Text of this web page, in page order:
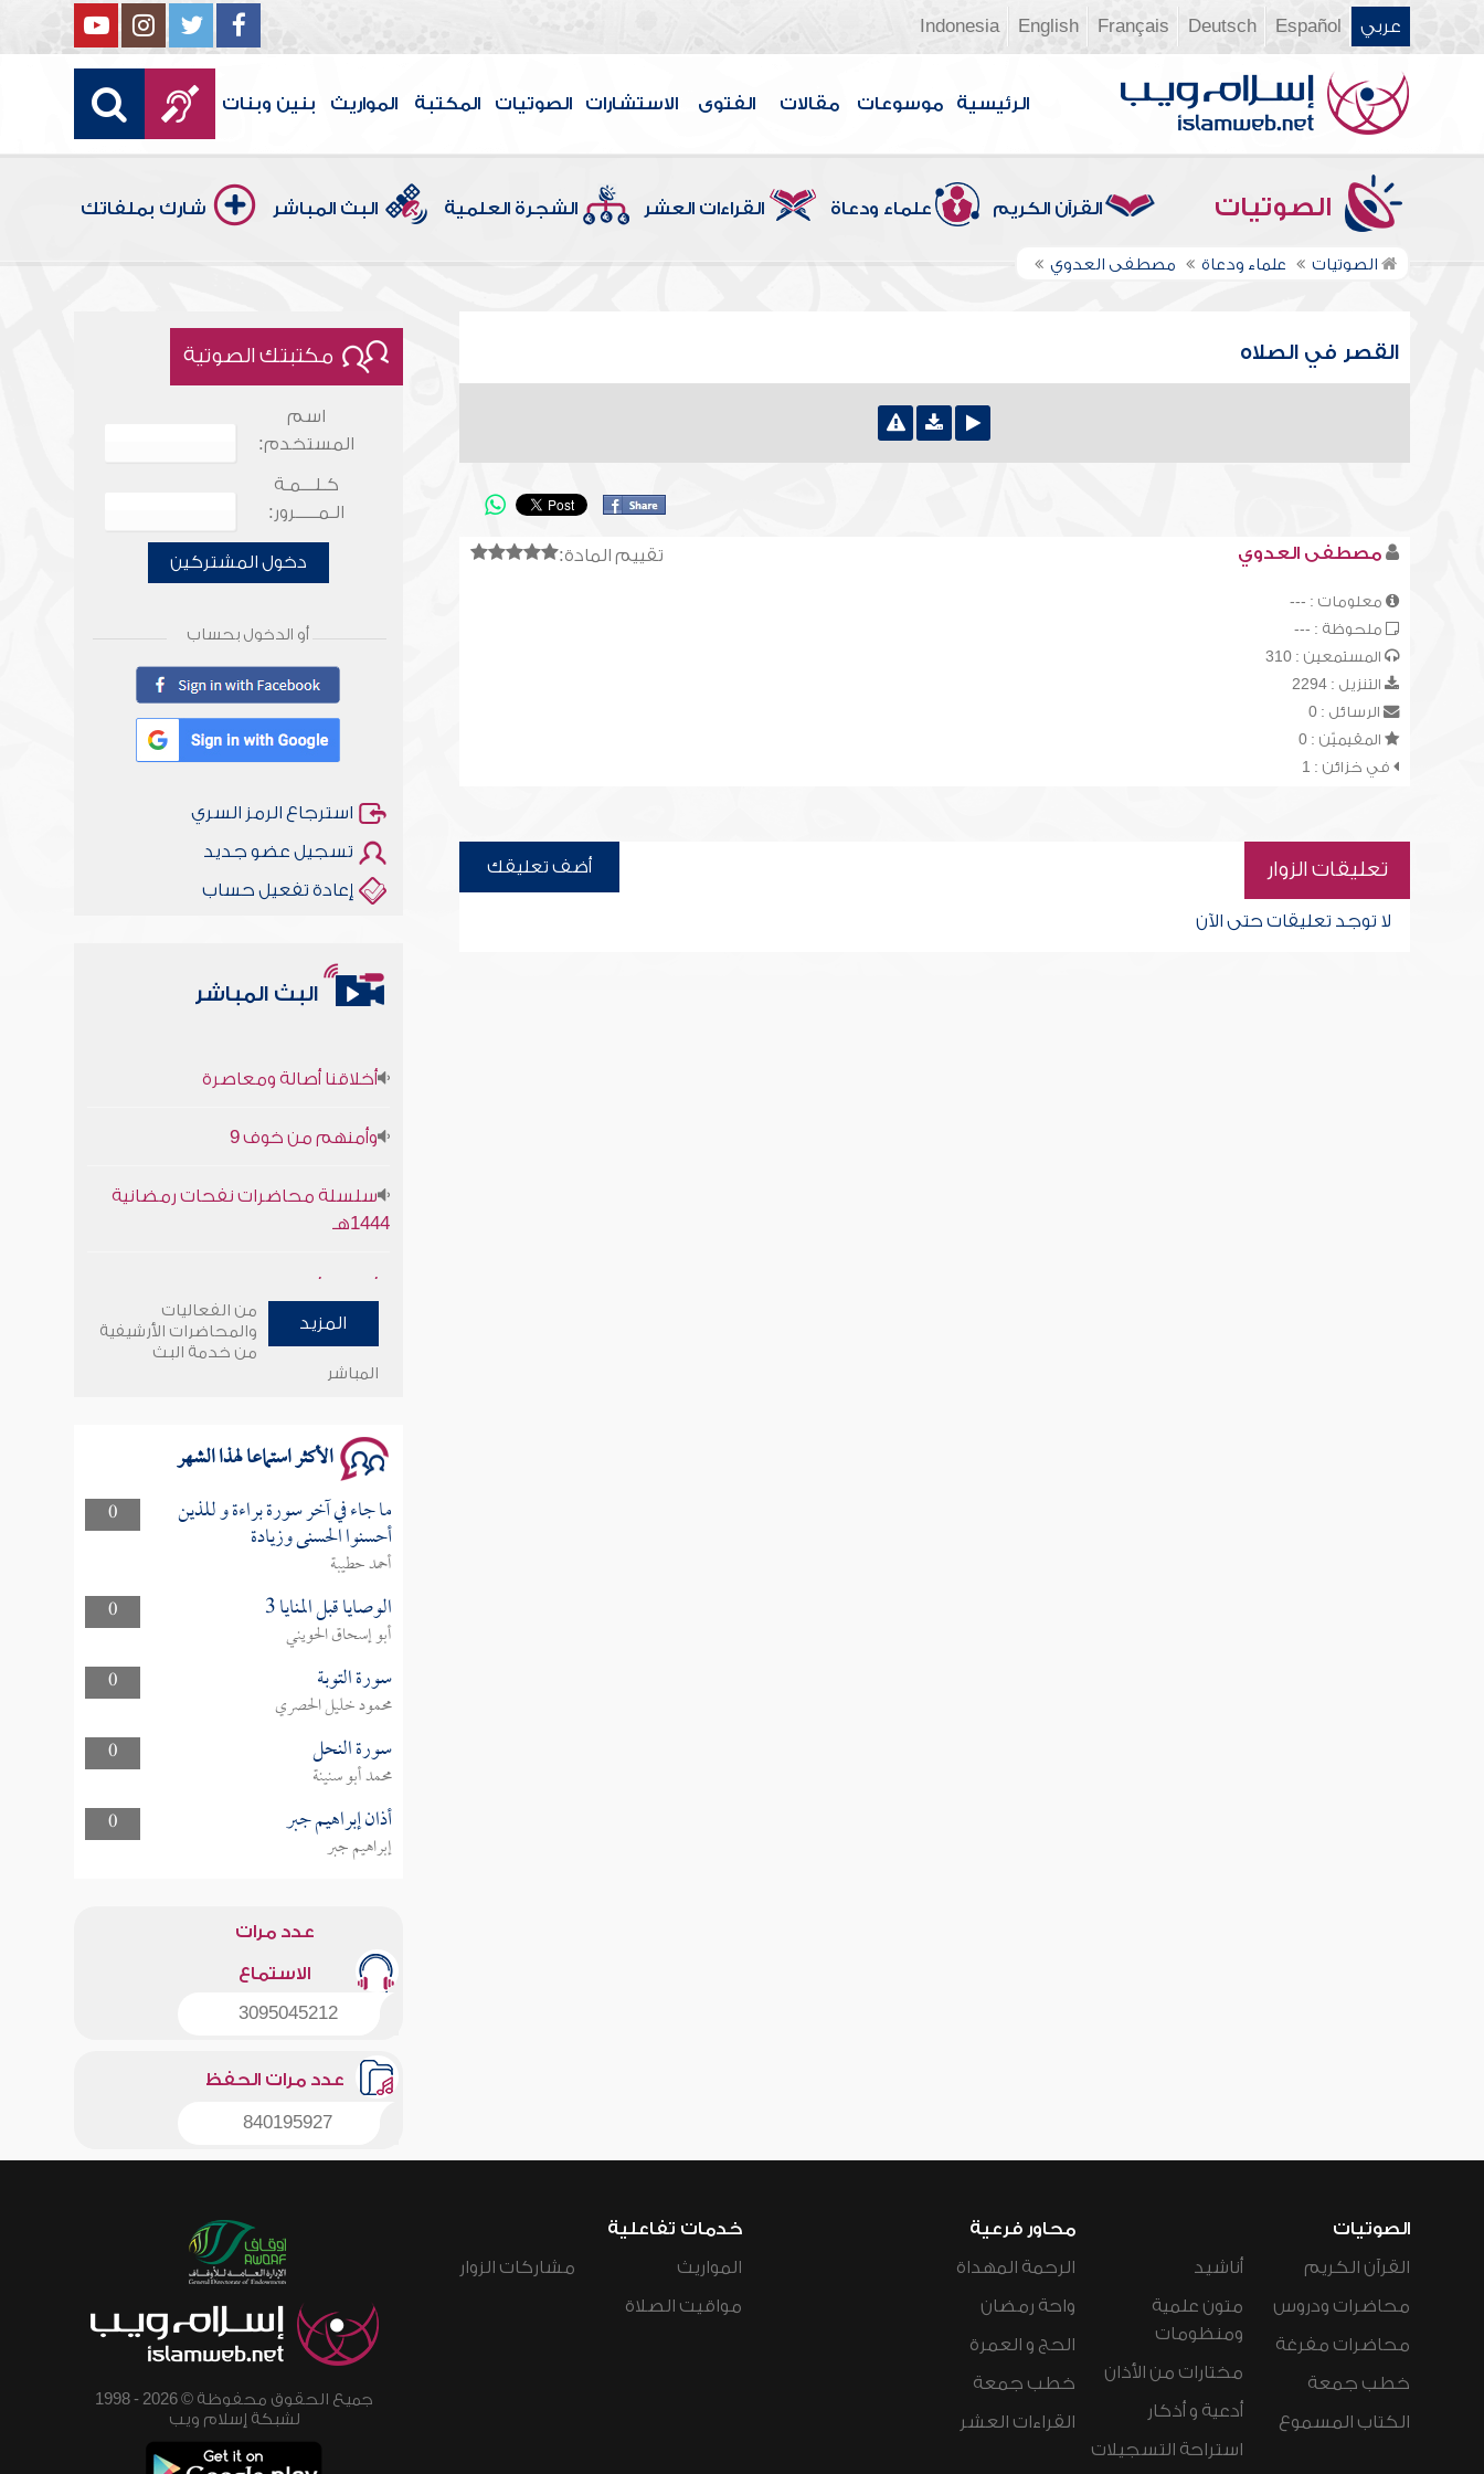
عربي Español
Deutsch
Français
English
Indonesia
الرئيسية موسوعات مقالات الفتوى الاستشارات الصوتيات المكتبة المواريث بنين وبنات
الصوتيات القرآن الكريم علماء ودعاة القراءات العشر الشجرة العلمية البث المباشر شارك بملفاتك
الصوتيات علماء ودعاة مصطفى العدوي
القصر في الصلاه
تقييم المادة: مصطفى العدوي
معلومات : ---
ملحوظة : ---
المستمعين : 310
التنزيل : 2294
الرسائل : 0
المقيميّن : 0
في خزائن : 1
تعليقات الزوار أضف تعليقك
لا توجد تعليقات حتى الآن
مكتبتك الصوتية
اسم
المستخدم:
كـلـــمـة
الـمـــــرور:
دخول المشتركين
أو الدخول بحساب
استرجاع الرمز السري
تسجيل عضو جديد
إعادة تفعيل حساب
البث المباشر
1444هـ
وأمنهم من خوف 9
سلسلة محاضرات نفحات رمضانية
المزيد
من الفعاليات
والمحاضرات الأرشيفية
من خدمة البث
المباشر
الأكثر استماعا لهذا الشهر
0 ما جاء في آخر سورة براءة و للذين
أحسنوا الحسنى وزيادة
أحمد حطيبة
0
الوصايا قبل المنايا 3
أبو إسحاق الحويني
0
سورة التوبة
محمود خليل الحصري
0
سورة النحل
محمد أبو سنينة
0
أذان إبراهيم جبر
إبراهيم جبر
عدد مرات
الاستماع
3095045212
عدد مرات الحفظ
840195927
الصوتيات
القرآن الكريم
محاضرات ودروس
محاضرات مفرغة
خطب جمعة
الكتاب المسموع
أناشيد
متون علمية
ومنظومات
مختارات من الأذان
أدعية و أذكار
استراحة التسجيلات
محاور فرعية
الرحمة المهداة
واحة رمضان
الحج و العمرة
خطب جمعة
القراءات العشر
خدمات تفاعلية
المواريث
مواقيت الصلاة
مشاركات الزوار
جميع الحقوق محفوظة © 2026 - 1998
لشبكة إسلام ويب